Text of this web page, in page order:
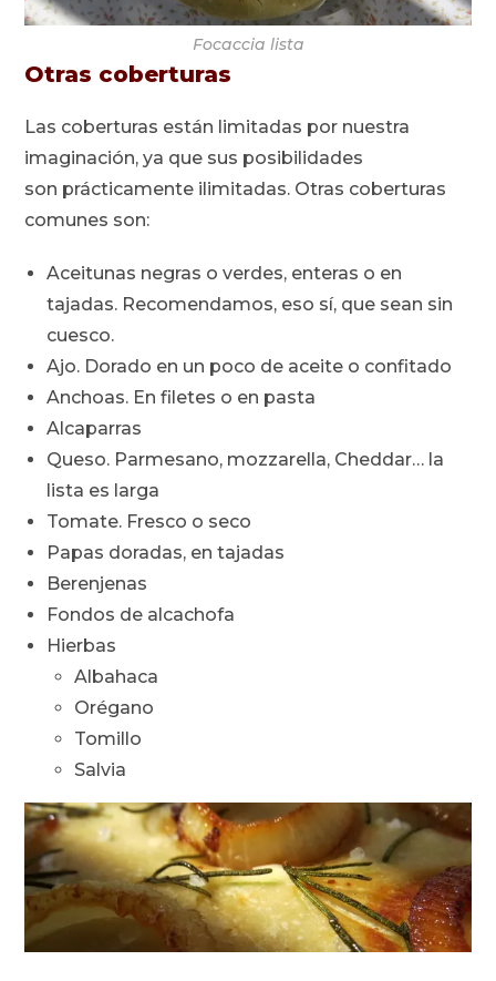
Focaccia lista
Otras coberturas
Las coberturas están limitadas por nuestra
imaginación, ya que sus posibilidades
son prácticamente ilimitadas. Otras coberturas
comunes son:
Aceitunas negras o verdes, enteras o en
tajadas. Recomendamos, eso sí, que sean sin
cuesco.
Ajo. Dorado en un poco de aceite o confitado
Anchoas. En filetes o en pasta
Alcaparras
Queso. Parmesano, mozzarella, Cheddar… la
lista es larga
Tomate. Fresco o seco
Papas doradas, en tajadas
Berenjenas
Fondos de alcachofa
Hierbas
Albahaca
Orégano
Tomillo
Salvia